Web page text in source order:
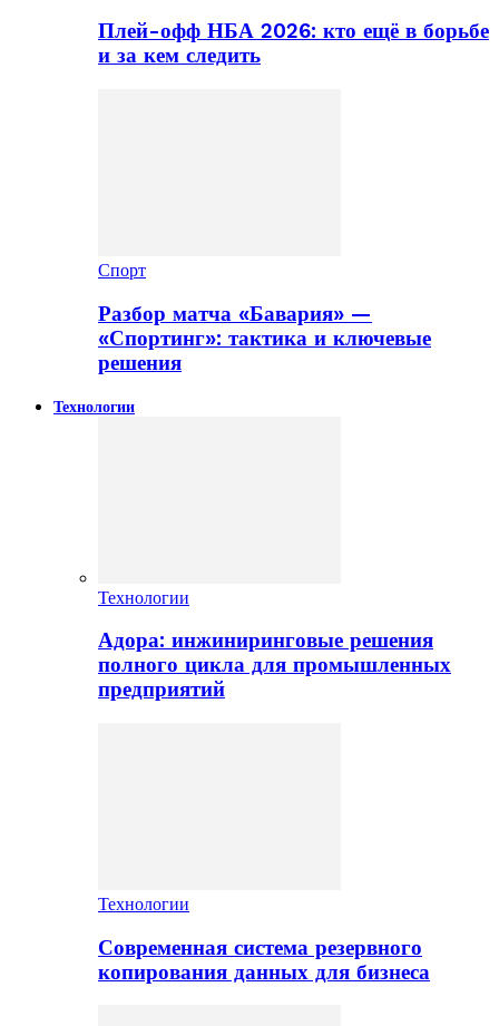
Плей-офф НБА 2026: кто ещё в борьбе
и за кем следить
Спорт
Разбор матча «Бавария» —
«Спортинг»: тактика и ключевые
решения
Технологии
Технологии
Адора: инжиниринговые решения
полного цикла для промышленных
предприятий
Технологии
Современная система резервного
копирования данных для бизнеса